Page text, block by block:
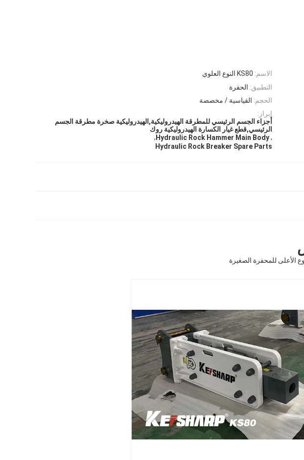
الاسم: KS80 النوع العلوي
التطبيق: الحفرة
الحجم: القياسية / مخصصة
إبراز:
أجزاء الجسم الرئيسي للمطرقة الهيدروليكية,الهيدروليكية صخرة مطرقة الجسم
الرئيسي,قطع غيار الكسارة الهيدروليكية روك
,
Hydraulic Rock Hammer Main Body
,
Hydraulic Rock Breaker Spare Parts